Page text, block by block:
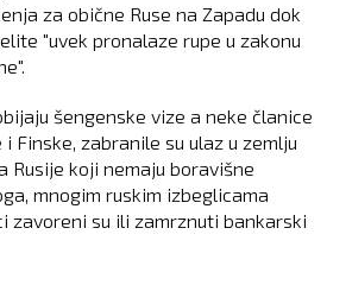
za obične Ruse na Zapadu dok
"uvek pronalaze rupe u zakonu
šengenske vize a neke članice
i Finske, zabranile su ulaz u zemlju
Rusije koji nemaju boravišne
mnogim ruskim izbeglicama
zavoreni su ili zamrznuti bankarski